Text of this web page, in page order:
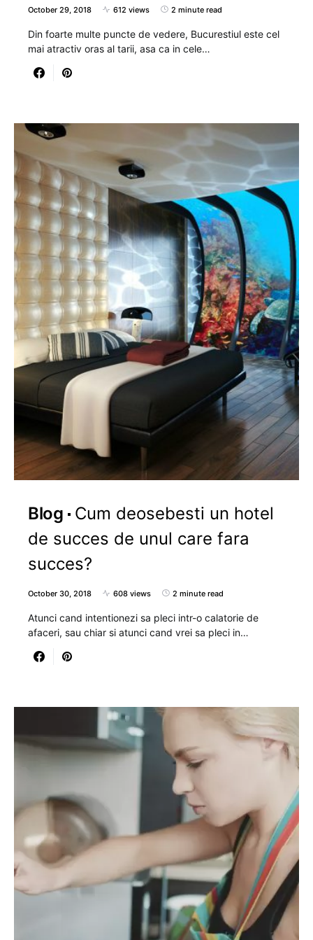
October 29, 2018 612 views 2 minute read
Din foarte multe puncte de vedere, Bucurestiul este cel
mai atractiv oras al tarii, asa ca in cele…
Blog
Cum deosebesti un hotel
de succes de unul care fara
succes?
October 30, 2018 608 views 2 minute read
Atunci cand intentionezi sa pleci intr-o calatorie de
afaceri, sau chiar si atunci cand vrei sa pleci in…